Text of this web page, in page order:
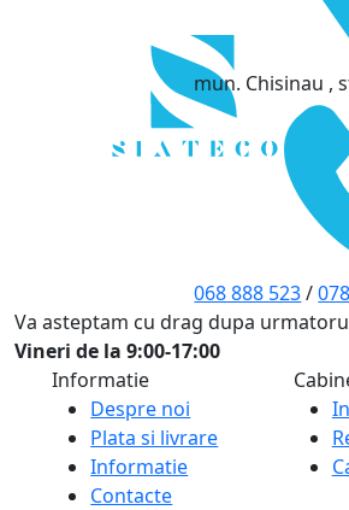
mun. Chisinau ,
068 888 523/
Va asteptam cu drag dupa
Vineri de la 9:00-17:00
Informatie
Despre noi
Plata si livrare
Informatie
Contacte